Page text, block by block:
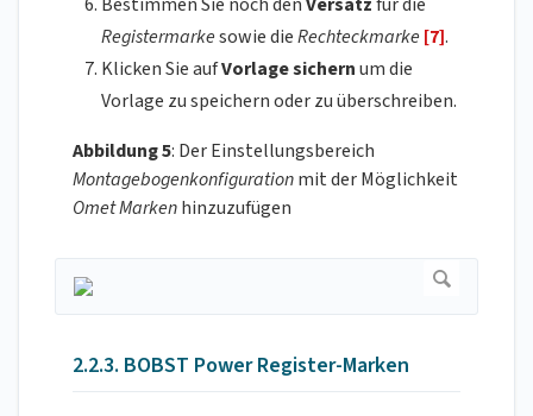
Registermarkesowie dieRechteckmarke[7].
Klicken Sie aufVorlage sichernum die
Vorlage zu speichern oder zu überschreiben.
Abbildung 5: Der Einstellungsbereich
Montagebogenkonfigurationmit der Möglichkeit
Omet Markenhinzuzufügen
2.2.3. BOBST Power Register-Marken